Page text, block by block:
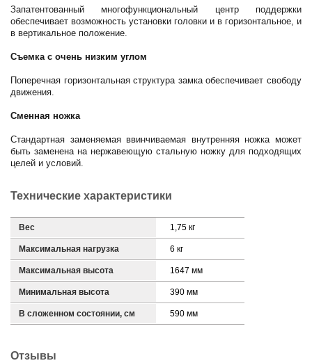
Запатентованный многофункциональный центр поддержки
обеспечивает возможность установки головки и в горизонтальное, и
в вертикальное положение.
Съемка с очень низким углом
Поперечная горизонтальная структура замка обеспечивает свободу
движения.
Сменная ножка
Стандартная заменяемая ввинчиваемая внутренняя ножка может
быть заменена на нержавеющую стальную ножку для подходящих
целей и условий.
Технические характеристики
Вес 1,75 кг
Максимальная нагрузка 6 кг
Максимальная высота 1647 мм
Минимальная высота 390 мм
В сложенном состоянии, см 590 мм
Отзывы